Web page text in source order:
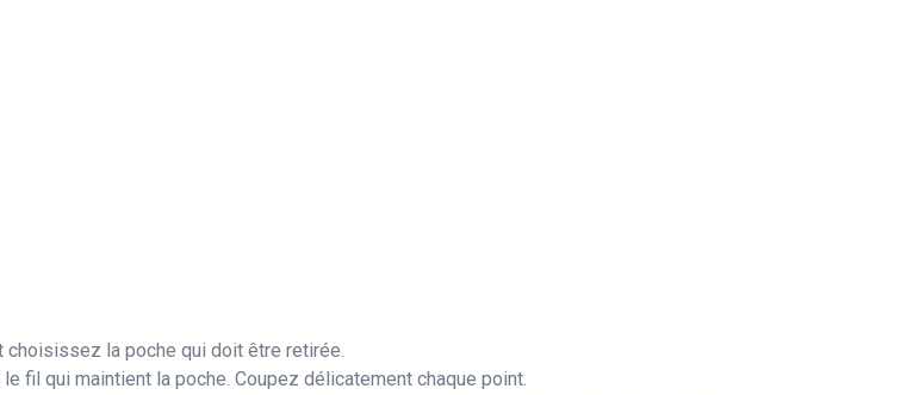
choisissez la poche qui doit être retirée.
fil qui maintient la poche. Coupez délicatement chaque point.